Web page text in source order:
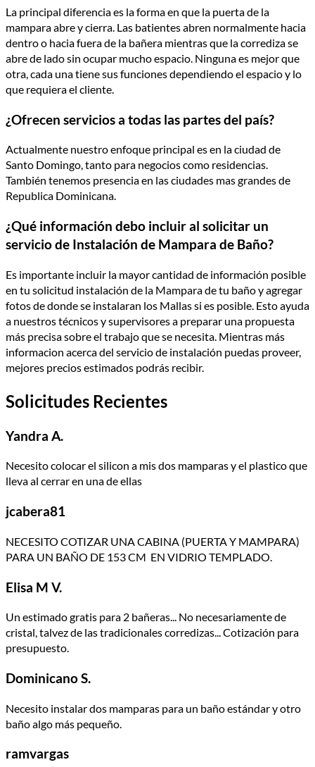
La principal diferencia es la forma en que la puerta de la
mampara abre y cierra. Las batientes abren normalmente hacia
dentro o hacia fuera de la bañera mientras que la corrediza se
abre de lado sin ocupar mucho espacio. Ninguna es mejor que
otra, cada una tiene sus funciones dependiendo el espacio y lo
que requiera el cliente.
¿Ofrecen servicios a todas las partes del país?
Actualmente nuestro enfoque principal es en la ciudad de
Santo Domingo, tanto para negocios como residencias.
También tenemos presencia en las ciudades mas grandes de
Republica Dominicana.
¿Qué información debo incluir al solicitar un
servicio de Instalación de Mampara de Baño?
Es importante incluir la mayor cantidad de información posible
en tu solicitud instalación de la Mampara de tu baño y agregar
fotos de donde se instalaran los Mallas si es posible. Esto ayuda
a nuestros técnicos y supervisores a preparar una propuesta
más precisa sobre el trabajo que se necesita. Mientras más
informacion acerca del servicio de instalación puedas proveer,
mejores precios estimados podrás recibir.
Solicitudes Recientes
Yandra A.
Necesito colocar el silicon a mis dos mamparas y el plastico que
lleva al cerrar en una de ellas
jcabera81
NECESITO COTIZAR UNA CABINA (PUERTA Y MAMPARA)
PARA UN BAÑO DE 153 CM EN VIDRIO TEMPLADO.
Elisa M V.
Un estimado gratis para 2 bañeras... No necesariamente de
cristal, talvez de las tradicionales corredizas... Cotización para
presupuesto.
Dominicano S.
Necesito instalar dos mamparas para un baño estándar y otro
baño algo más pequeño.
ramvargas